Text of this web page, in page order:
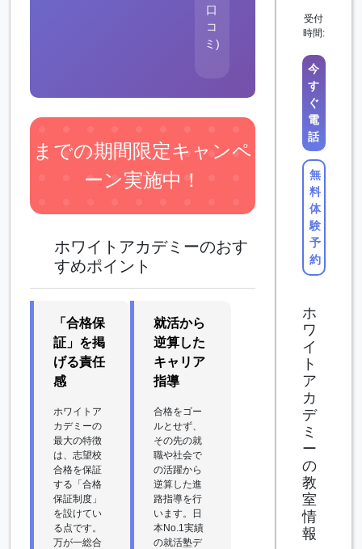
口
コ
ミ)
までの期間限定キャンペ
ーン実施中！
ホワイトアカデミーのおす
すめポイント
「合格保
証」を掲
げる責任
感
ホワイトア
カデミーの
最大の特徴
は、志望校
合格を保証
する「合格
保証制度」
を設けてい
る点です。
万が一総合
就活から
逆算した
キャリア
指導
合格をゴー
ルとせず、
その先の就
職や社会で
の活躍から
逆算した進
路指導を行
います。日
本No.1実績
の就活塾デ
受付
時間:
今
す
ぐ
電
話
無
料
体
験
予
約
ホ
ワ
イ
ト
ア
カ
デ
ミ
ー
の
教
室
情
報